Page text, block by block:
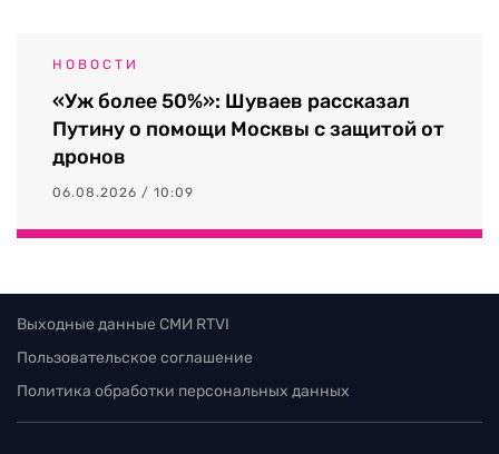
НОВОСТИ
«Уж более 50%»: Шуваев рассказал
Путину о помощи Москвы с защитой от
дронов
06.08.2026 / 10:09
Выходные данные СМИ RTVI
Пользовательское соглашение
Политика обработки персональных данных